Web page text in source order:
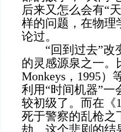
后来又怎么会有“
样的问题，在物理
论过。
“回到过去”改
的灵感源泉之一。
Monkeys，1995
利用“时间机器”
较初级了。而在《
死于警察的乱枪之